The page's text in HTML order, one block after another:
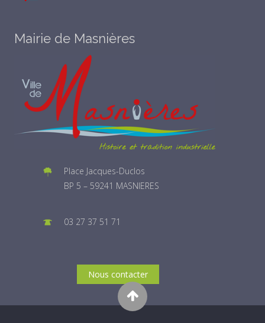
Mairie de Masnières
Place Jacques-Duclos
BP 5 – 59241 MASNIERES
03 27 37 51 71
Nous contacter